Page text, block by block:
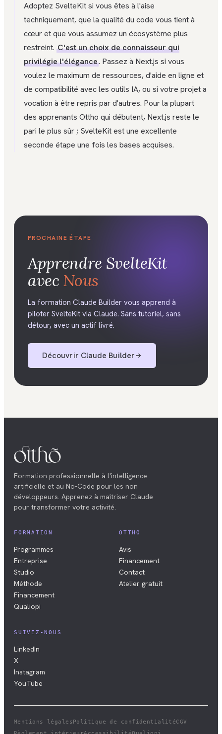
Adoptez SvelteKit si vous êtes à l'aise
techniquement, que la qualité du code vous tient à
cœur et que vous assumez un écosystème plus
restreint. C'est un choix de connaisseur qui
privilégie l'élégance. Passez à Next.js si vous
voulez le maximum de ressources, d'aide en ligne et
de compatibilité avec les outils IA, ou si votre projet a
vocation à être repris par d'autres. Pour la plupart
des apprenants Ottho qui débutent, Next.js reste le
pari le plus sûr ; SvelteKit est une excellente
seconde étape une fois les bases acquises.
PROCHAINE ÉTAPE
Apprendre SvelteKit
avec Nous
La formation Claude Builder vous apprend à
piloter SvelteKit via Claude. Sans tutoriel, sans
détour, avec un actif livré.
Découvrir Claude Builder
Formation professionnelle à l'intelligence
artificielle et au No-Code pour les non
développeurs. Apprenez à maîtriser Claude
pour transformer votre activité.
FORMATION
Programmes
Entreprise
Studio
Méthode
Financement
Qualiopi
OTTHO
Avis
Financement
Contact
Atelier gratuit
SUIVEZ-NOUS
LinkedIn
X
Instagram
YouTube
Mentions légalesPolitique de confidentialitéCGV